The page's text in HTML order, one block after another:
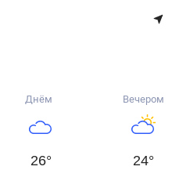
Днём
26°
Вечером
24°